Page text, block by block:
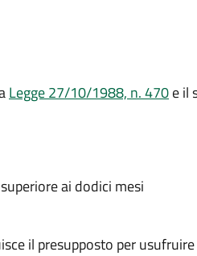
Legge 27/10/1988, n. 470e il
ai dodici mesi
il presupposto per